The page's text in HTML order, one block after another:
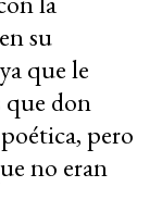
su
que le
que don
pero
no eran